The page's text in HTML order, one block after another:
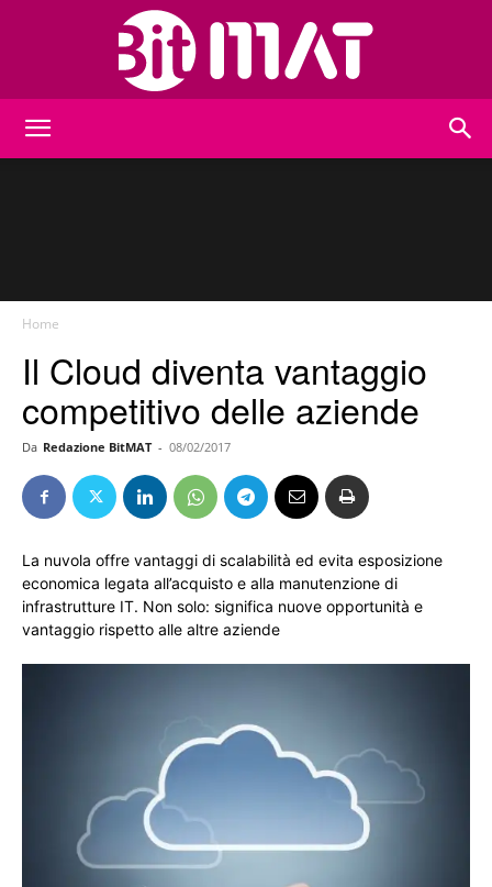
Home
Il Cloud diventa vantaggio
competitivo delle aziende
Da Redazione BitMAT - 08/02/2017
La nuvola offre vantaggi di scalabilità ed evita esposizione
economica legata all’acquisto e alla manutenzione di
infrastrutture IT. Non solo: significa nuove opportunità e
vantaggio rispetto alle altre aziende